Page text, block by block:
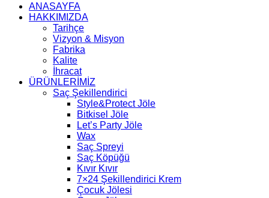
ANASAYFA
HAKKIMIZDA
Tarihçe
Vizyon & Misyon
Fabrika
Kalite
İhracat
ÜRÜNLERİMİZ
Saç Şekillendirici
Style&Protect Jöle
Bitkisel Jöle
Let’s Party Jöle
Wax
Saç Spreyi
Saç Köpüğü
Kıvır Kıvır
7×24 Şekillendirici Krem
Çocuk Jölesi